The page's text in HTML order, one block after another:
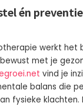
én
werkt het
met je
vind je
balans die
fysieke klachten.